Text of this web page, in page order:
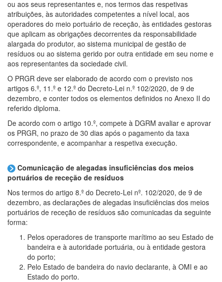
ou aos seus representantes e, nos termos das respetivas
atribuições, às autoridades competentes a nível local, aos
operadores do meio portuário de receção, às entidades gestoras
que aplicam as obrigações decorrentes da responsabilidade
alargada do produtor, ao sistema municipal de gestão de
resíduos ou ao sistema gerido por outra entidade em seu nome e
aos representantes da sociedade civil.
O PRGR deve ser elaborado de acordo com o previsto nos
artigos 6.º, 11.º e 12.º do Decreto-Lei n.º 102/2020, de 9 de
dezembro, e conter todos os elementos definidos no Anexo II do
referido diploma.
De acordo com o artigo 10.º, compete à DGRM avaliar e aprovar
os PRGR, no prazo de 30 dias após o pagamento da taxa
correspondente, e acompanhar a respetiva execução.
Comunicação de alegadas insuficiências dos meios
portuários de receção de resíduos
Nos termos do artigo 8.º do Decreto-Lei nº. 102/2020, de 9 de
dezembro, as declarações de alegadas insuficiências dos meios
portuários de receção de resíduos são comunicadas da seguinte
forma:
Pelos operadores de transporte marítimo ao seu Estado de
bandeira e à autoridade portuária, ou à entidade gestora
do porto;
Pelo Estado de bandeira do navio declarante, à OMI e ao
Estado do porto.